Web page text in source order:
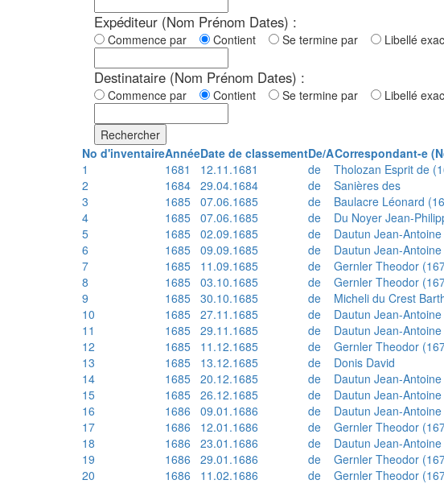
Expéditeur (Nom Prénom Dates) :
Commence par Contient Se termine par Libellé
Destinataire (Nom Prénom Dates) :
Commence par Contient Se termine par Libellé
Rechercher
No d'inventaireAnnéeDate de classementDe/ACorrespondant-e
1
1681 12.11.1681 de Tholozan Esprit de
2
1684 29.04.1684 de Sanières des
3
1685 07.06.1685 de Baulacre Léonard
4
1685 07.06.1685 de Du Noyer Jean-
5
1685 02.09.1685 de Dautun Jean-
6
1685 09.09.1685 de Dautun Jean-
7
1685 11.09.1685 de Gernler Theodor
8
1685 03.10.1685 de Gernler Theodor
9
1685 30.10.1685 de Micheli du Crest
10
1685 27.11.1685 de Dautun Jean-
11
1685 29.11.1685 de Dautun Jean-
12
1685 11.12.1685 de Gernler Theodor
13
1685 13.12.1685 de Donis David
14
1685 20.12.1685 de Dautun Jean-
15
1685 26.12.1685 de Dautun Jean-
16
1686 09.01.1686 de Dautun Jean-
17
1686 12.01.1686 de Gernler Theodor
18
1686 23.01.1686 de Dautun Jean-
19
1686 29.01.1686 de Gernler Theodor
20
1686 11.02.1686 de Gernler Theodor